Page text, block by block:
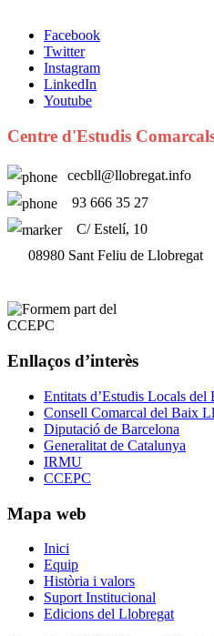
Facebook
Twitter
Instagram
LinkedIn
Youtube
Centre d'Estudis
cecbll@llobregat.info
93 666 35 27
C/ Estelí, 10
08980 Sant Feliu de Llobregat
Enllaços d’interès
Entitats d’Estudis Locals
Consell Comarcal del Baix
Diputació de Barcelona
Generalitat de Catalunya
IRMU
CCEPC
Mapa web
Inici
Equip
Història i valors
Suport Institucional
Edicions del Llobregat